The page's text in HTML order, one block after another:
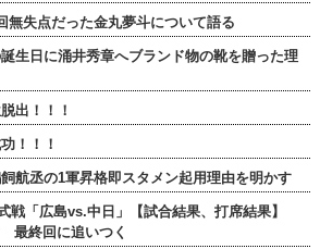
無失点だった金丸夢斗について語る
生日に涌井秀章へブランド物の靴を贈った理
出！！！
！！！
航丞の1軍昇格即スタメン起用理由を明かす
戦「広島vs.中日」【試合結果、打席結果】
最終回に追いつく